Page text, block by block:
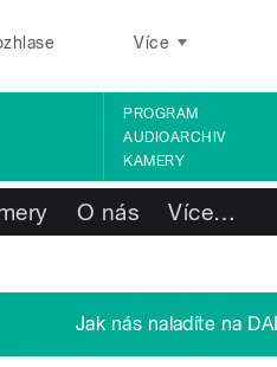
Více
PROGRAM
AUDIOARCHIV
KAMERY
O nás Více…
Jak nás naladíte na